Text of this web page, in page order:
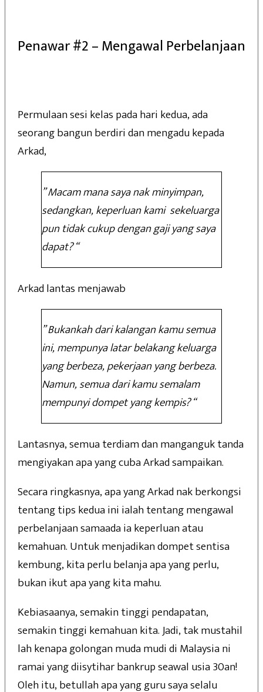
Penawar #2 – Mengawal Perbelanjaan
Permulaan sesi kelas pada hari kedua, ada
seorang bangun berdiri dan mengadu kepada
Arkad,
” Macam mana saya nak minyimpan,
sedangkan, keperluan kami sekeluarga
pun tidak cukup dengan gaji yang saya
dapat? “
Arkad lantas menjawab
” Bukankah dari kalangan kamu semua
ini, mempunya latar belakang keluarga
yang berbeza, pekerjaan yang berbeza.
Namun, semua dari kamu semalam
mempunyi dompet yang kempis? “
Lantasnya, semua terdiam dan manganguk tanda
mengiyakan apa yang cuba Arkad sampaikan.
Secara ringkasnya, apa yang Arkad nak berkongsi
tentang tips kedua ini ialah tentang mengawal
perbelanjaan samaada ia keperluan atau
kemahuan. Untuk menjadikan dompet sentisa
kembung, kita perlu belanja apa yang perlu,
bukan ikut apa yang kita mahu.
Kebiasaanya, semakin tinggi pendapatan,
semakin tinggi kemahuan kita. Jadi, tak mustahil
lah kenapa golongan muda mudi di Malaysia ni
ramai yang diisytihar bankrup seawal usia 30an!
Oleh itu, betullah apa yang guru saya selalu